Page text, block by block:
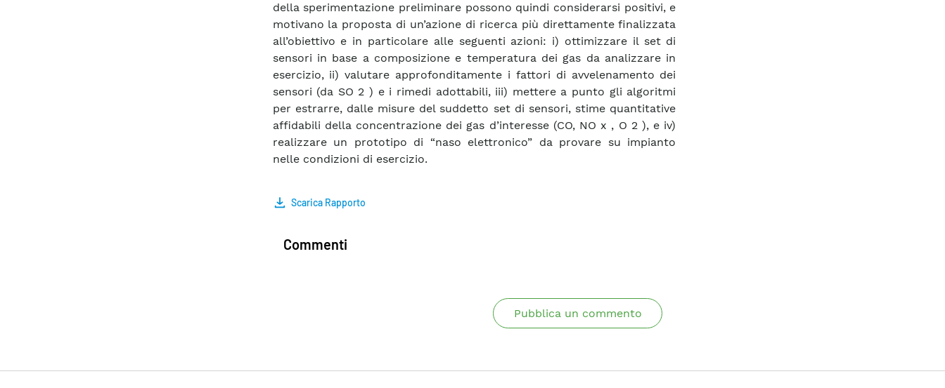
della sperimentazione preliminare possono quindi considerarsi positivi, e
motivano la proposta di un’azione di ricerca più direttamente finalizzata
all’obiettivo e in particolare alle seguenti azioni: i) ottimizzare il set di
sensori in base a composizione e temperatura dei gas da analizzare in
esercizio, ii) valutare approfonditamente i fattori di avvelenamento dei
sensori (da SO 2 ) e i rimedi adottabili, iii) mettere a punto gli algoritmi
per estrarre, dalle misure del suddetto set di sensori, stime quantitative
affidabili della concentrazione dei gas d’interesse (CO, NO x , O 2 ), e iv)
realizzare un prototipo di “naso elettronico” da provare su impianto
nelle condizioni di esercizio.
Scarica Rapporto
Commenti
Pubblica un commento